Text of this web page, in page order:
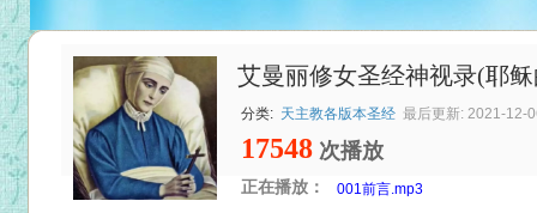
艾曼丽修女圣经神视录(耶
分类: 天主教各版本圣经 最后更新: 2021-12-
17548 次播放
正在播放： 001前言.mp3